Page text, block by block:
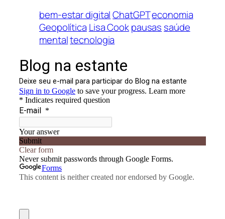
bem-estar digital ChatGPTeconomia
Geopolítica Lisa Cookpausas saúde
mentaltecnologia